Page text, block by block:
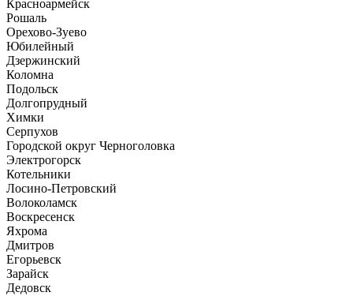
Красноармейск
Рошаль
Орехово-Зуево
Юбилейный
Дзержинский
Коломна
Подольск
Долгопрудный
Химки
Серпухов
Городской округ Черноголовка
Электрогорск
Котельники
Лосино-Петровский
Волоколамск
Воскресенск
Яхрома
Дмитров
Егорьевск
Зарайск
Дедовск